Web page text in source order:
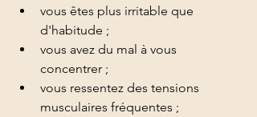
vous êtes plus irritable que
d'habitude ;
vous avez du mal à vous
concentrer ;
vous ressentez des tensions
musculaires fréquentes ;